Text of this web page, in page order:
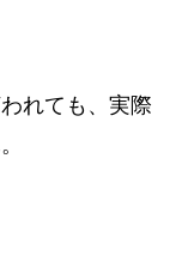
れても、実際